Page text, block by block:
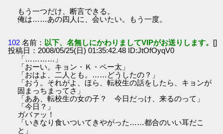
もう一つだけ、断言できる。
俺は……あの四人に、会いたい。もう一度。
102 名前： 以下、名無しにかわりましてVIPがお送りします。 []
投稿日：2008/05/25(日) 01:35:42.48 ID:JtOfOyqV0
「…………」
「おーい。キョン・Ｋ・ペー太」
「おはよ、二人とも。……どうしたの？」
「おう。それがよ、ほら、転校生の話をしたら、キョンが
固まっちまってさ」
「ああ、転校生の女の子？ 今日だっけ、来るのって」
「今日？」
ガバァッ！
「いきなり食いついてきやがった……都合のいい耳だこ
と」